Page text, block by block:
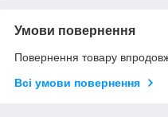
Умови повернення
Повернення товару
Всі умови повернення